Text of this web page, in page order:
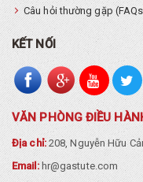
Câu hỏi thường gặp
KẾT NỐI
VĂN PHÒNG ĐIỀU
Địa chỉ:208, Nguyễn Hữu
Email: hr@gastute.com